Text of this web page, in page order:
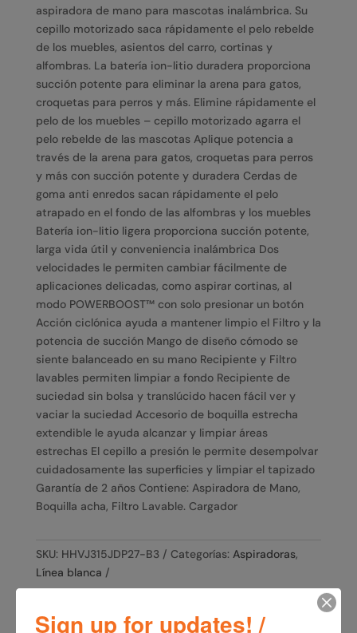
aspiradora de mano para mascotas inalámbrica. Su
cepillo motorizado saca rápidamente el pelo rebelde
de los muebles, asientos del carro, cortinas y
alfombras. La batería ion-litio duradera proporciona
succión potente para eliminar la arena para gatos,
croquetas para perros y más. Elimine rápidamente el
pelo de los muebles – cepillo motorizado agarra el
pelo rebelde de las mascotas Aplique potencia a
través de la arena para gatos, croquetas para perros
y más con succión potente y duradera Cerdas de
goma anti enredos sacan rápidamente el pelo
atrapado en el fondo de las alfombras y los muebles
Batería ion-litio ligera proporciona succión potente,
larga vida útil y conveniencia inalámbrica Dos
velocidades le permiten cambiar fácilmente de
aplicaciones delicadas, como aspirar cortinas, al
modo POWERBOOST™ con solo presionar un botón
Acción ciclónica ayuda a mantener limpio el Filtro y la
potencia de succión Mango de diseño cómodo se
siente balanceado en su mano Recipiente y Filtro
lavables permiten limpiar a fondo Recipiente de
suciedad sin bolsa y translúcido hacen fácil ver y
vaciar la suciedad Accesorio de boquilla estrecha
extendible le ayuda alcanzar y limpiar áreas
estrechas El cepillo a presión le permite desempolvar
cuidadosamente las superficies y limpiar el tapizado
Garantía de 2 años Contiene: Aspiradora de Mano,
Boquilla acha, Filtro Lavable. Cargador
SKU: HHVJ315JDP27-B3 Categorías: Aspiradoras,
Línea blanca
Sign up for updates! /